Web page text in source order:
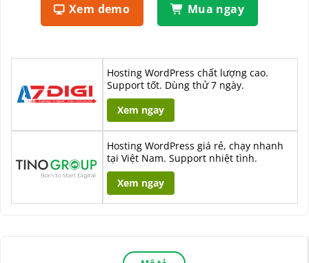
Xem demo Mua ngay
Hosting WordPress chất lượng cao.
Support tốt. Dùng thử 7 ngày.
Xem ngay
Hosting WordPress giá rẻ, chạy nhanh
tại Việt Nam. Support nhiệt tình.
Xem ngay